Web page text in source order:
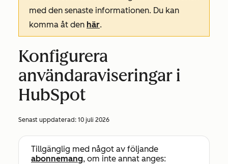
med den senaste informationen. Du kan
komma åt den här.
Konfigurera
användaraviseringar i
HubSpot
Senast uppdaterad: 10 juli 2026
Tillgänglig med något av följande
abonnemang, om inte annat anges: